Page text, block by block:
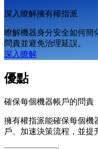
深入瞭解擁有權指派
瞭解機器身分安全如何簡
問責並避免治理延誤。
深入瞭解
優點
確保每個機器帳戶的問責
擁有權指派能確保每個機
戶、加速決策流程，並提